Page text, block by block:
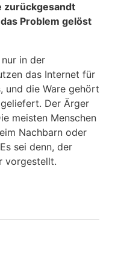
zurückgesandt
Problem gelöst
in der
das Internet für
und die Ware gehört
Der Ärger
meisten Menschen
Nachbarn oder
sei denn, der
vorgestellt.